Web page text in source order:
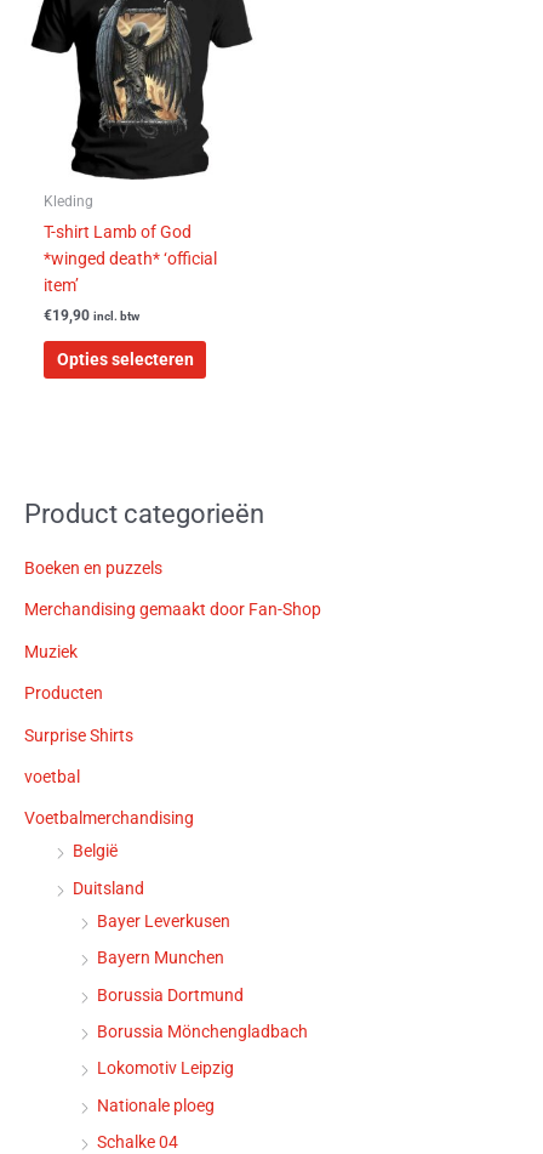
Kleding
T-shirt Lamb of God
*winged death* ‘official
item’
€19,90 incl. btw
Opties selecteren
meerdere
variaties.
kan
gekozen
de
Product categorieën
Boeken en puzzels
Merchandising gemaakt door Fan-Shop
Muziek
Producten
Surprise Shirts
voetbal
Voetbalmerchandising
België
Duitsland
Bayer Leverkusen
Bayern Munchen
Borussia Dortmund
Borussia Mönchengladbach
Lokomotiv Leipzig
Nationale ploeg
Schalke 04